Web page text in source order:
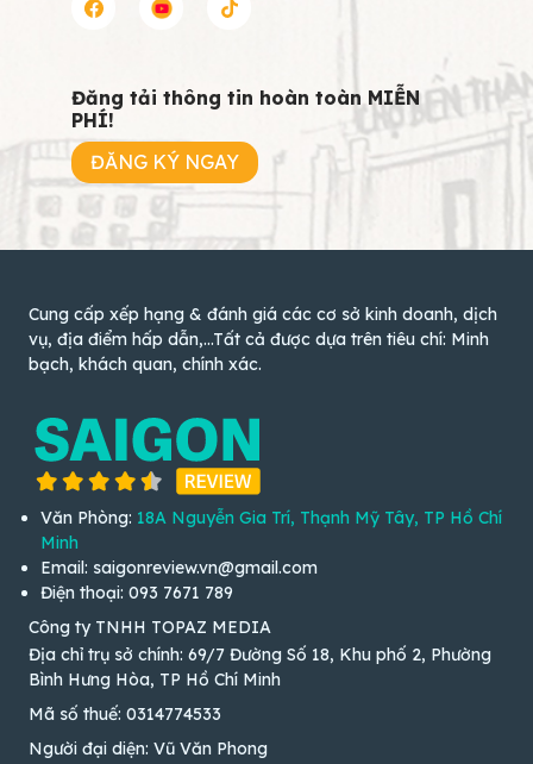
Đăng tải thông tin hoàn toàn MIỄN
PHÍ!
ĐĂNG KÝ NGAY
Cung cấp xếp hạng & đánh giá các cơ sở kinh doanh, dịch
vụ, địa điểm hấp dẫn,...Tất cả được dựa trên tiêu chí: Minh
bạch, khách quan, chính xác.
Văn Phòng: 18A Nguyễn Gia Trí, Thạnh Mỹ Tây, TP Hồ Chí
Minh
Email: saigonreview.vn@gmail.com
Điện thoại: 093 7671 789
Công ty TNHH TOPAZ MEDIA
Địa chỉ trụ sở chính: 69/7 Đường Số 18, Khu phố 2, Phường
Bình Hưng Hòa, TP Hồ Chí Minh
Mã số thuế: 0314774533
Người đại diện: Vũ Văn Phong